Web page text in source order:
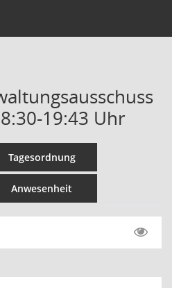
19:43 Uhr
Tagesordnung
Anwesenheit